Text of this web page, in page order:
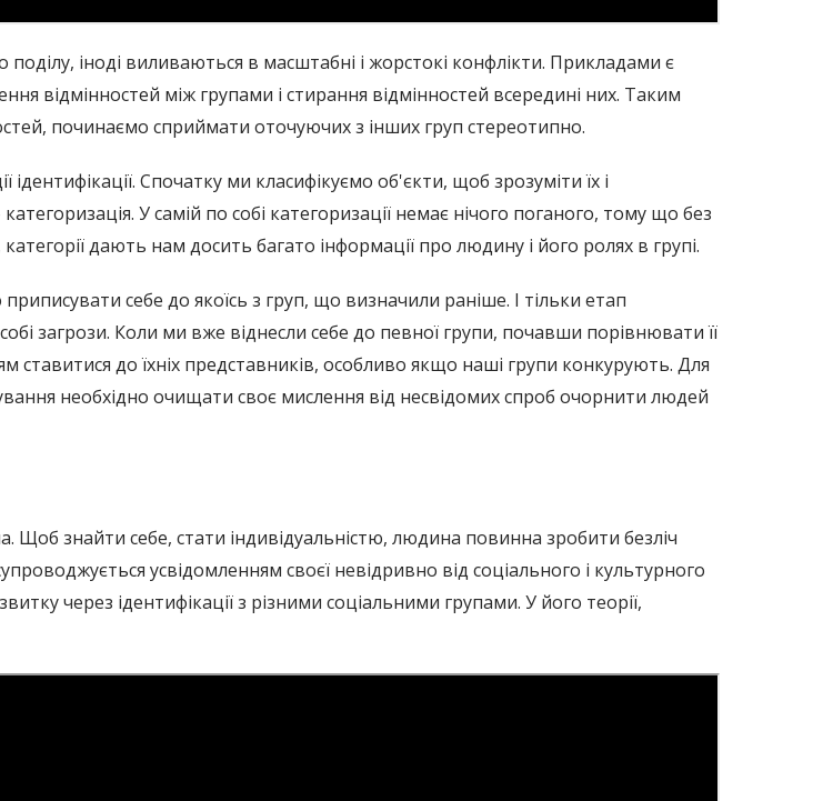
іноді виливаються в масштабні і жорстокі конфлікти. Прикладами є
відмінностей між групами і стирання відмінностей всередині них. Таким
починаємо сприймати оточуючих з інших груп стереотипно.
ідентифікації. Спочатку ми класифікуємо об'єкти, щоб зрозуміти їх і
У самій по собі категоризації немає нічого поганого, тому що без
дають нам досить багато інформації про людину і його ролях в групі.
себе до якоїсь з груп, що визначили раніше. І тільки етап
загрози. Коли ми вже віднесли себе до певної групи, почавши порівнювати її
до їхніх представників, особливо якщо наші групи конкурують. Для
необхідно очищати своє мислення від несвідомих спроб очорнити людей
Щоб знайти себе, стати індивідуальністю, людина повинна зробити безліч
усвідомленням своєї невідривно від соціального і культурного
через ідентифікації з різними соціальними групами. У його теорії,